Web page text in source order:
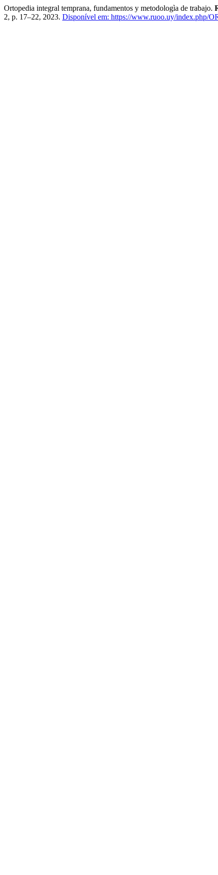
Ortopedia integral temprana, fundamentos y metodologìa de trabajo.
2, p. 17–22, 2023. Disponível em: https://www.ruoo.uy/index.php/